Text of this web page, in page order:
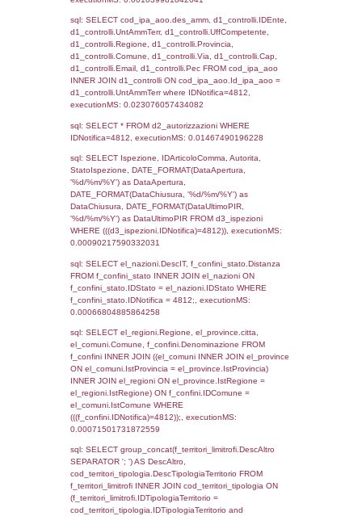
LEFT JOIN infostabilimento i ON
n.CodiceUnivoco LEFT JOIN
a1.CodiceUnivoco = n.CodiceUnivoco LEFT
el_comuni AS el_com ON a1.ComuneStab =
el_com.IstComune LEFT JOIN el_province
a1.ProvinciaStab = el_prov.IstProvincia
n.IDNotifica = 4812;, executionMS:
sql: SELECT a1_stabilimento.*,
ComuneST, el_province.citta as
el_regioni.Regione as RegioneST,
as ComuneSL, el_province_1.citta as
el_regioni_1.Regione as RegioneSL FROM
(((((a1_stabilimento LEFT JOIN el_comuni
a1_stabilimento.ComuneStab =
LEFT JOIN el_province ON
= el_province.IstProvincia) LEFT JOIN
a1_stabilimento.RegioneStab =
LEFT JOIN el_comuni AS el_comuni_1 ON
a1_stabilimento.IstComuneSL =
LEFT JOIN el_province AS el_province_1
a1_stabilimento.IstProvinciaSL =
el_province_1.IstProvincia) LEFT JOIN
el_regioni_1 ON
el_regioni_1.IstRegione where
executionMS: 0.00059294700622559